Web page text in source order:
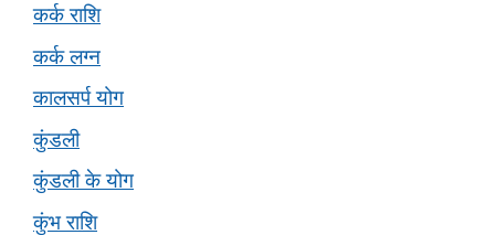
कर्क राशि
कर्क लग्न
कालसर्प योग
कुंडली
कुंडली के योग
कुंभ राशि